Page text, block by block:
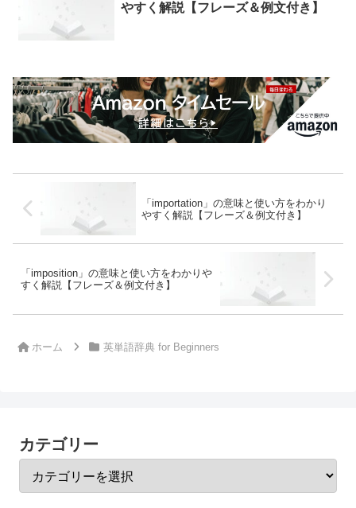
やすく解説【フレーズ＆例文付き】
「importation」の意味と使い方をわかり
やすく解説【フレーズ＆例文付き】
「imposition」の意味と使い方をわかりや
すく解説【フレーズ＆例文付き】
ホーム 英単語辞典 for Beginners
カテゴリー